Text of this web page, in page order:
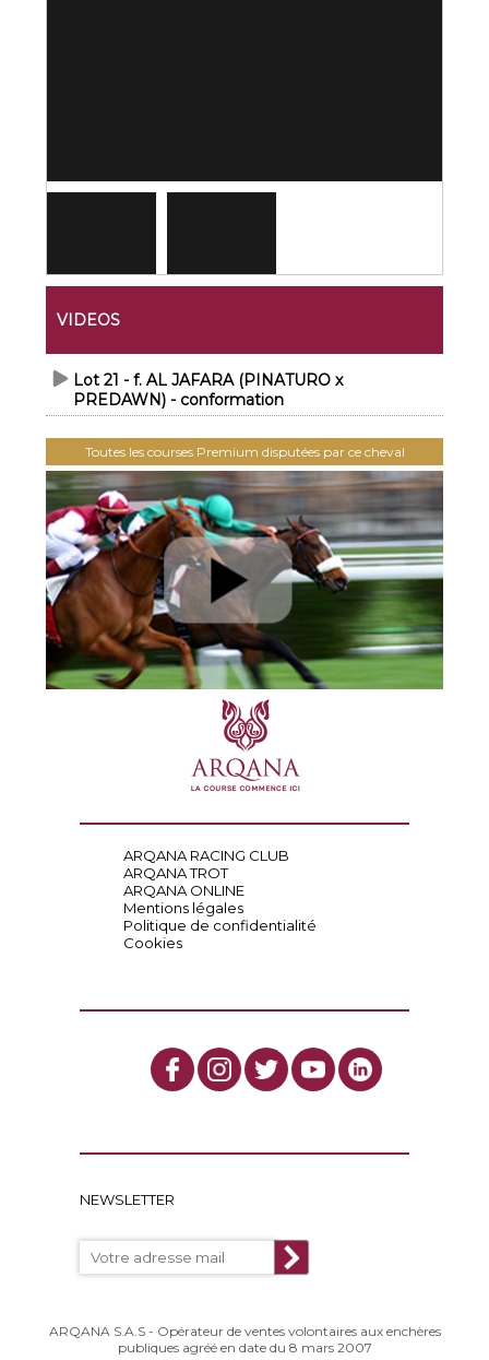
VIDEOS
Lot 21 - f. AL JAFARA (PINATURO x
PREDAWN) - conformation
Toutes les courses Premium disputées par ce cheval
ARQANA RACING CLUB
ARQANA TROT
ARQANA ONLINE
Mentions légales
Politique de confidentialité
Cookies
NEWSLETTER
ARQANA S.A.S - Opérateur de ventes volontaires aux enchères
publiques agréé en date du 8 mars 2007